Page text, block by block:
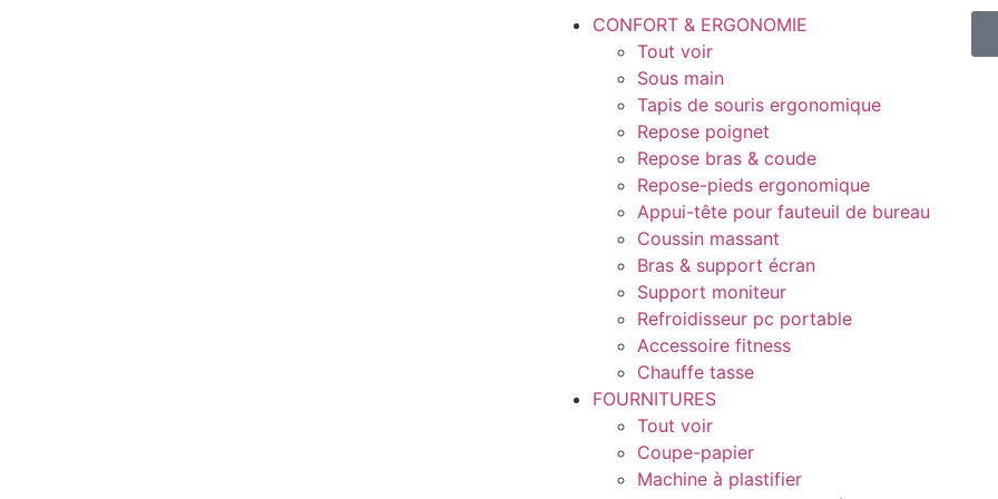
CONFORT & ERGONOMIE
Tout voir
Sous main
Tapis de souris ergonomique
Repose poignet
Repose bras & coude
Repose-pieds ergonomique
Appui-tête pour fauteuil de bureau
Coussin massant
Bras & support écran
Support moniteur
Refroidisseur pc portable
Accessoire fitness
Chauffe tasse
FOURNITURES
Tout voir
Coupe-papier
Machine à plastifier